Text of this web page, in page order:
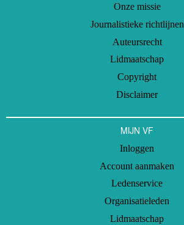
Onze missie
Journalistieke richtlijnen
Auteursrecht
Lidmaatschap
Copyright
Disclaimer
MIJN VF
Inloggen
Account aanmaken
Ledenservice
Organisatieleden
Lidmaatschap